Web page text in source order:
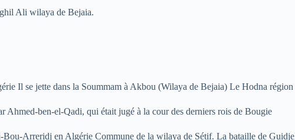
Ali wilaya de Bejaia.
Il se jette dans la Soummam à Akbou (Wilaya de Bejaia) Le Hodna
Ahmed-ben-el-Qadi, qui était jugé à la cour des derniers rois de Bougie
Arreridj en Algérie Commune de la wilaya de Sétif. La bataille de